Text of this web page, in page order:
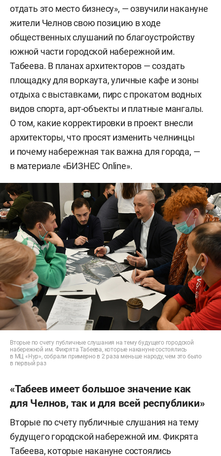
отдать это место бизнесу», — озвучили накануне
жители Челнов свою позицию в ходе
общественных слушаний по благоустройству
южной части городской набережной им.
Табеева. В планах архитекторов — создать
площадку для воркаута, уличные кафе и зоны
отдыха с выставками, пирс с прокатом водных
видов спорта, арт-объекты и платные мангалы.
О том, какие корректировки в проект внесли
архитекторы, что просят изменить челнинцы
и почему набережная так важна для города, —
в материале «БИЗНЕС Online».
Вторые по счету публичные слушания на тему будущего городской
набережной им. Фикрята Табеева, которые накануне состоялись
в МЦ «Нур», собрали примерно в 2 раза меньше народу, чем это было
в первый раз
«Табеев имеет большое значение как
для Челнов, так и для всей республики»
Вторые по счету публичные слушания на тему
будущего городской набережной им. Фикрята
Табеева, которые накануне состоялись